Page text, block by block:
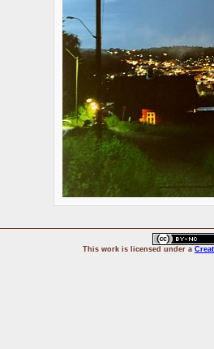
This work is licensed under a